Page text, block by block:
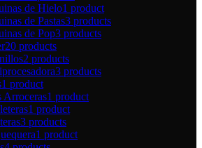
de Hielo1 product
de Pastas3 products
de Pop3 products
20 products
2 products
3 products
1 product
Arroceras1 product
1 product
3 products
1 product